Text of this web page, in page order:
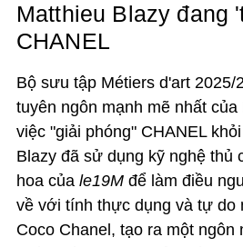
Matthieu Blazy đang
CHANEL
Bộ sưu tập Métiers d'art 2025/
tuyên ngôn mạnh mẽ nhất
việc "giải phóng" CHANEL
Blazy đã sử dụng kỹ nghệ thủ
hoa của le19M để làm điều
về với tính thực dụng và tự do
Coco Chanel, tạo ra một